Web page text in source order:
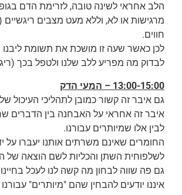
הלב אחראי לשינה טובה, לזרימת הדם
מרגישות או לא, וללא מעט מצבים ריגשיים
חווים.
לכן כאשר שעה זו מושכת את תשומת ליבנו
לבדוק מה מפריע ללב שלנו ולטפל בכך
13:00-15:00 – המעי הדק
גם איבר זה קשור כמובן לתהליכי העיכול של
איבר זה אחראי על האבחנה בין הדברים
לבין אלו שמיותרים עבורנו.
החומרים שאינם משרתים אותנו יעברו על
לשלפוחית השתן והכליות לשם הוצאה של
גם פה שווה לבחון מה קשה לנו לעכל בחיינו
איננו יודעים להבחין שהם "מיותרים"